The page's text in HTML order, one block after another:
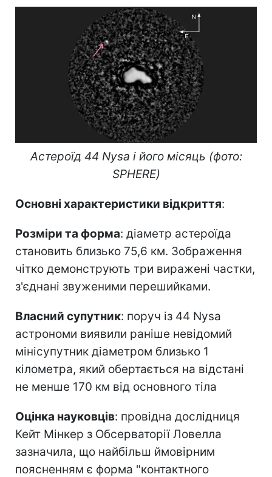
Астероїд 44 Nysa і його місяць (фото:
SPHERE)
Основні характеристики відкриття:
Розміри та форма: діаметр астероїда
становить близько 75,6 км. Зображення
чітко демонструють три виражені частки,
з'єднані звуженими перешийками.
Власний супутник: поруч із 44 Nysa
астрономи виявили раніше невідомий
мінісупутник діаметром близько 1
кілометра, який обертається на відстані
не менше 170 км від основного тіла
Оцінка науковців: провідна дослідниця
Кейт Мінкер з Обсерваторії Ловелла
зазначила, що найбільш ймовірним
поясненням є форма "контактного